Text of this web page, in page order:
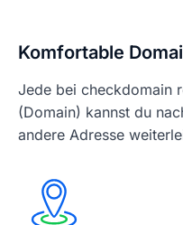
Komfortable
Jede bei checkdomain
(Domain) kannst du
andere Adresse